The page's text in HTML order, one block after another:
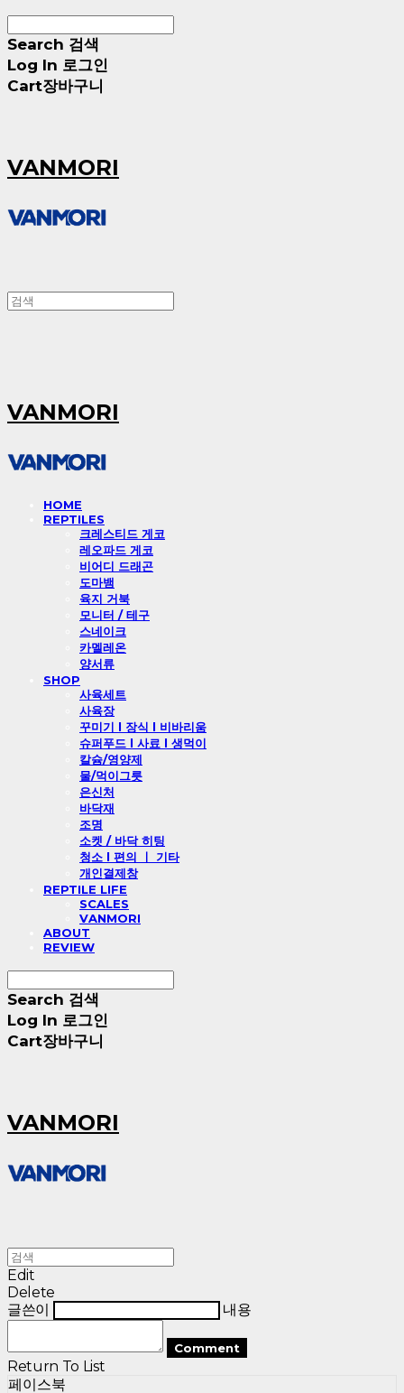
Search 검색
Log In 로그인
Cart장바구니
VANMORI
VANMORI
HOME
REPTILES
크레스티드 게코
레오파드 게코
비어디 드래곤
도마뱀
육지 거북
모니터 / 테구
스네이크
카멜레온
양서류
SHOP
사육세트
사육장
꾸미기 l 장식 l 비바리움
슈퍼푸드 l 사료 l 생먹이
칼슘/영양제
물/먹이그릇
은신처
바닥재
조명
소켓 / 바닥 히팅
청소 l 편의 ㅣ 기타
개인결제창
REPTILE LIFE
SCALES
VANMORI
ABOUT
REVIEW
Search 검색
Log In 로그인
Cart장바구니
VANMORI
Edit
Delete
글쓴이
내용
Comment
Return To List
페이스북